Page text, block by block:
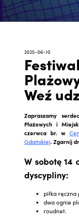
2025-06-10
Weź
Zapraszamy
Plażowych i
czerwca br. w
Gdańskiej. Zgarnij
W sobotę 14
dyscypliny:
piłka ręczna
dwa ognie
roudnet.